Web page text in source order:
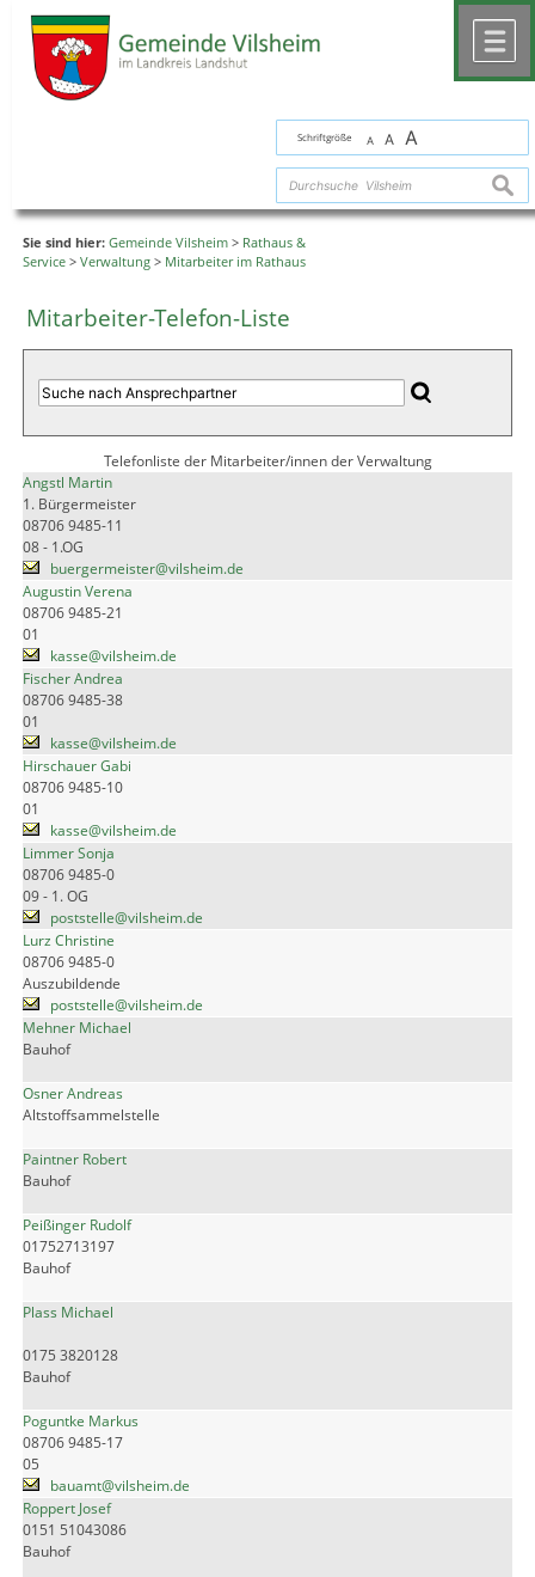
Schriftgröße A A A
Sie sind hier: Gemeinde Vilsheim > Rathaus &
Service > Verwaltung > Mitarbeiter im Rathaus
Mitarbeiter-Telefon-Liste
Telefonliste der Mitarbeiter/innen der Verwaltung
Angstl Martin
1. Bürgermeister
08706 9485-11
08 - 1.OG
buergermeister@vilsheim.de
Augustin Verena
08706 9485-21
01
kasse@vilsheim.de
Fischer Andrea
08706 9485-38
01
kasse@vilsheim.de
Hirschauer Gabi
08706 9485-10
01
kasse@vilsheim.de
Limmer Sonja
08706 9485-0
09 - 1. OG
poststelle@vilsheim.de
Lurz Christine
08706 9485-0
Auszubildende
poststelle@vilsheim.de
Mehner Michael
Bauhof
Osner Andreas
Altstoffsammelstelle
Paintner Robert
Bauhof
Peißinger Rudolf
01752713197
Bauhof
Plass Michael
0175 3820128
Bauhof
Poguntke Markus
08706 9485-17
05
bauamt@vilsheim.de
Roppert Josef
0151 51043086
Bauhof